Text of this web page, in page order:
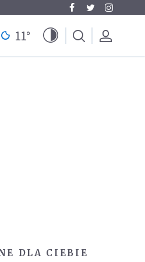
11°
DLA CIEBIE